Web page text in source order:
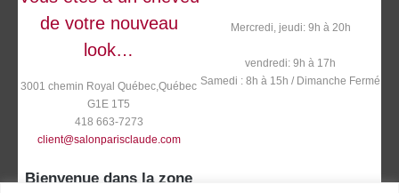
de votre nouveau
look…
3001 chemin Royal Québec,Québec
G1E 1T5
418 663-7273
client@salonparisclaude.com
Bienvenue dans la zone
Mercredi, jeudi: 9h à 20h
vendredi: 9h à 17h
Samedi : 8h à 15h / Dimanche Fermé